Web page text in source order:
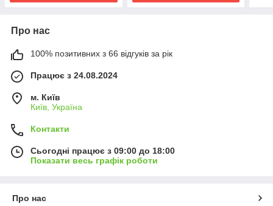
Про нас
100% позитивних з 66 відгуків за рік
Працює з 24.08.2024
м. Київ
Київ, Україна
Контакти
Сьогодні працює з 09:00 до 18:00
Показати весь графік роботи
Про нас